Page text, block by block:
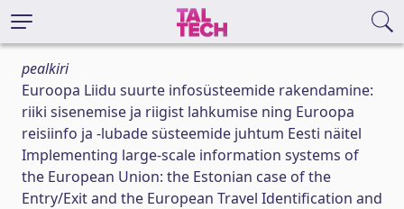
pealkiri
Euroopa Liidu suurte infosüsteemide rakendamine:
riiki sisenemise ja riigist lahkumise ning Euroopa
reisiinfo ja -lubade süsteemide juhtum Eesti näitel
Implementing large-scale information systems of
the European Union: the Estonian case of the
Entry/Exit and the European Travel Identification and